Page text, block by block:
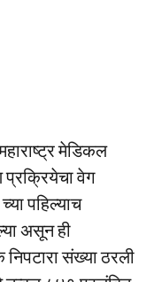
मेडिकल
प्रक्रियेचा वेग
पहिल्याच
असून ही
निपटारा संख्या ठरली